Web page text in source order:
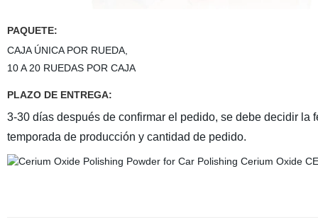
PAQUETE:
CAJA ÚNICA POR RUEDA,
10 A 20 RUEDAS POR CAJA
PLAZO DE ENTREGA:
3-30 días después de confirmar el pedido, se debe decidir la
temporada de producción y cantidad de pedido.